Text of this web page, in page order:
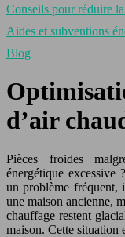
Conseils pour réduire
Aides et subventions
Blog
d’air
Pièces froides
énergétique excessive
un problème fréquent,
une maison ancienne,
chauffage restent
maison. Cette situation